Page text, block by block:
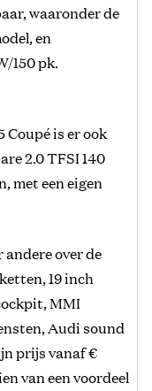
waaronder de
en
150 pk.
is er ook
2.0 TFSI 140
met een eigen
over de
19 inch
MMI
Audi sound
prijs vanaf €
van een voordeel